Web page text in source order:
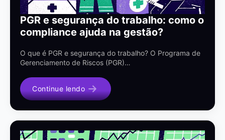
PGR e segurança do trabalho: como o
compliance ajuda na gestão?
O que é PGR e segurança do trabalho? O Programa de
Gerenciamento de Riscos (PGR)…
Continue lendo